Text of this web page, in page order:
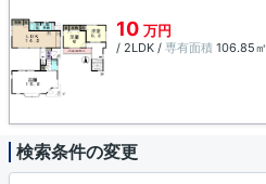
10 万円
/ 2LDK / 専有面積 106.85㎡
検索条件の変更